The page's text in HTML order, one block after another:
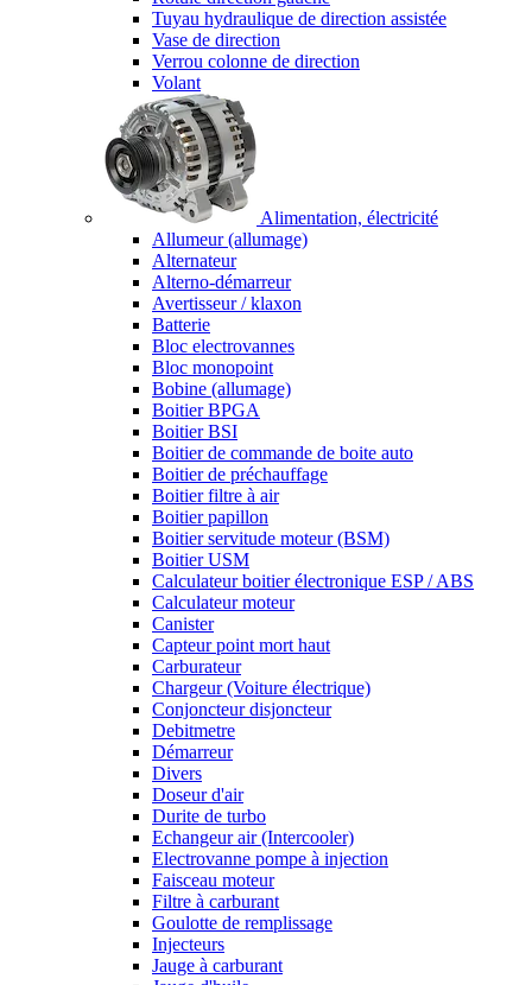
Tuyau hydraulique de direction assistée
Vase de direction
Verrou colonne de direction
Volant
Alimentation, électricité
Allumeur (allumage)
Alternateur
Alterno-démarreur
Avertisseur / klaxon
Batterie
Bloc electrovannes
Bloc monopoint
Bobine (allumage)
Boitier BPGA
Boitier BSI
Boitier de commande de boite auto
Boitier de préchauffage
Boitier filtre à air
Boitier papillon
Boitier servitude moteur (BSM)
Boitier USM
Calculateur boitier électronique ESP / ABS
Calculateur moteur
Canister
Capteur point mort haut
Carburateur
Chargeur (Voiture électrique)
Conjoncteur disjoncteur
Debitmetre
Démarreur
Divers
Doseur d'air
Durite de turbo
Echangeur air (Intercooler)
Electrovanne pompe à injection
Faisceau moteur
Filtre à carburant
Goulotte de remplissage
Injecteurs
Jauge à carburant